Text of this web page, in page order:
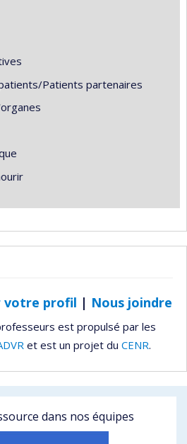
Patients partenaires
votre profil | Nous joindre
est propulsé par les
et est un projet du CENR.
dans nos équipes